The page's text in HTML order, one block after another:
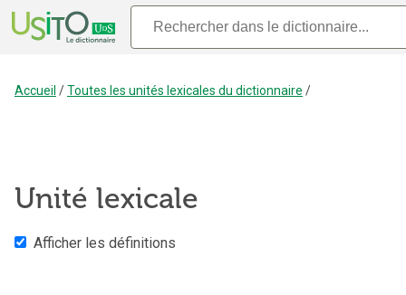
Accueil /Toutes les unités lexicales du dictionnaire /
Unité lexicale
Afficher les définitions